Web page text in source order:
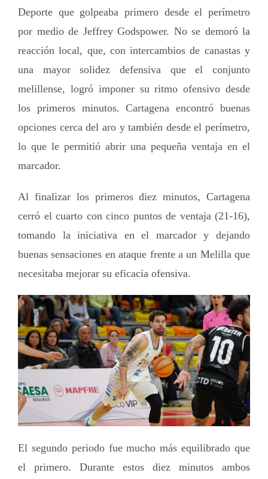
Deporte que golpeaba primero desde el perímetro
por medio de Jeffrey Godspower. No se demoró la
reacción local, que, con intercambios de canastas y
una mayor solidez defensiva que el conjunto
melillense, logró imponer su ritmo ofensivo desde
los primeros minutos. Cartagena encontró buenas
opciones cerca del aro y también desde el perímetro,
lo que le permitió abrir una pequeña ventaja en el
marcador.
Al finalizar los primeros diez minutos, Cartagena
cerró el cuarto con cinco puntos de ventaja (21-16),
tomando la iniciativa en el marcador y dejando
buenas sensaciones en ataque frente a un Melilla que
necesitaba mejorar su eficacia ofensiva.
El segundo periodo fue mucho más equilibrado que
el primero. Durante estos diez minutos ambos